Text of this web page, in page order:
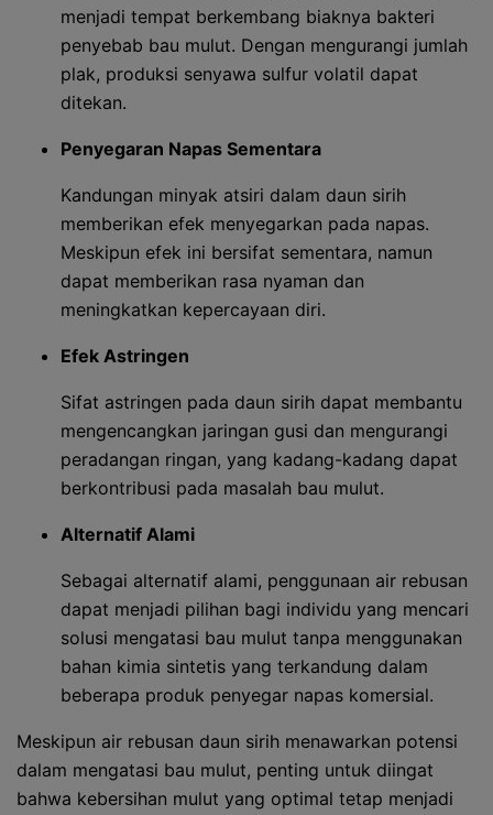
menjadi tempat berkembang biaknya bakteri
penyebab bau mulut. Dengan mengurangi jumlah
plak, produksi senyawa sulfur volatil dapat
ditekan.
Penyegaran Napas Sementara
Kandungan minyak atsiri dalam daun sirih
memberikan efek menyegarkan pada napas.
Meskipun efek ini bersifat sementara, namun
dapat memberikan rasa nyaman dan
meningkatkan kepercayaan diri.
Efek Astringen
Sifat astringen pada daun sirih dapat membantu
mengencangkan jaringan gusi dan mengurangi
peradangan ringan, yang kadang-kadang dapat
berkontribusi pada masalah bau mulut.
Alternatif Alami
Sebagai alternatif alami, penggunaan air rebusan
dapat menjadi pilihan bagi individu yang mencari
solusi mengatasi bau mulut tanpa menggunakan
bahan kimia sintetis yang terkandung dalam
beberapa produk penyegar napas komersial.
Meskipun air rebusan daun sirih menawarkan potensi
dalam mengatasi bau mulut, penting untuk diingat
bahwa kebersihan mulut yang optimal tetap menjadi